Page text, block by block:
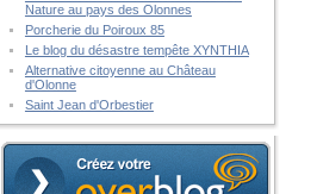
Nature au pays des Olonnes
Porcherie du Poiroux 85
Le blog du désastre tempête XYNTHIA
Alternative citoyenne au Château
d'Olonne
Saint Jean d'Orbestier